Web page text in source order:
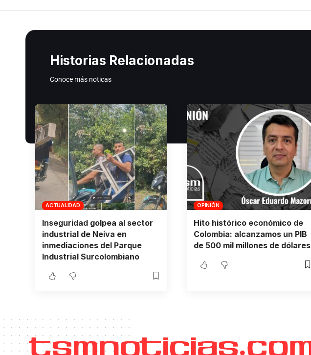
Historias Relacionadas
Conoce más noticas
ACTUALIDAD
Inseguridad golpea al sector
industrial de Neiva en
inmediaciones del Parque
Industrial Surcolombiano
OPINIÓN
Hito histórico económico de
Colombia: alcanzamos un PIB
de 500 mil millones de dólares